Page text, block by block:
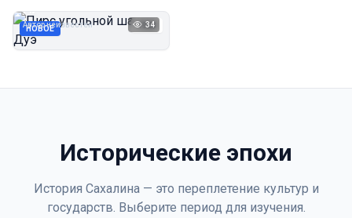
НОВОЕ 1923
Автор неизвестен 34
Исторические эпохи
История Сахалина — это переплетение культур и
государств. Выберите период для изучения.